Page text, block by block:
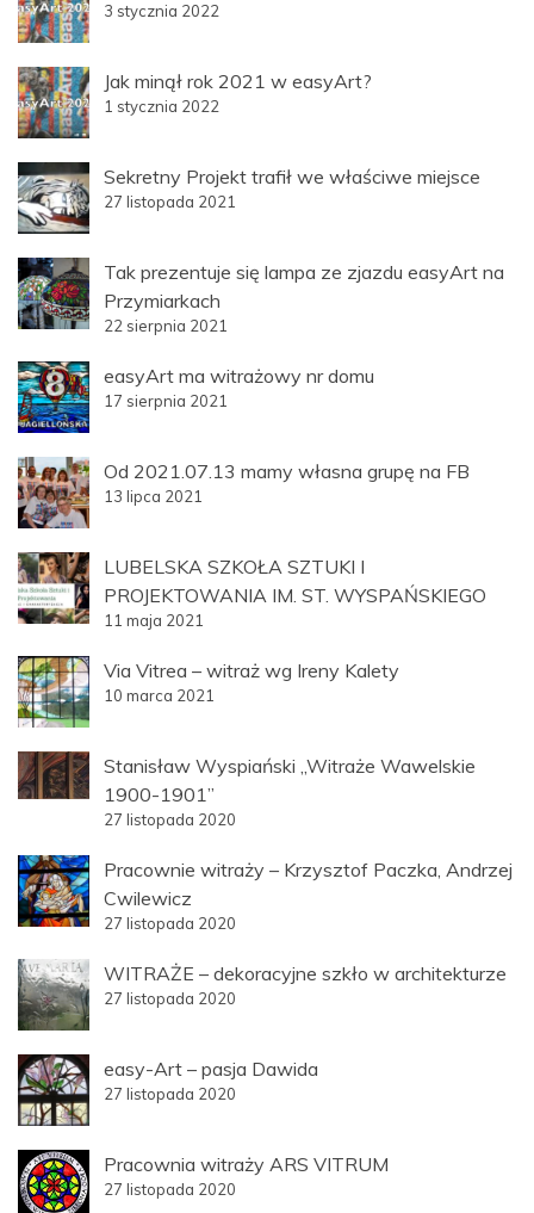
3 stycznia 2022
Jak minął rok 2021 w easyArt?
1 stycznia 2022
Sekretny Projekt trafił we właściwe miejsce
27 listopada 2021
Tak prezentuje się lampa ze zjazdu easyArt na
Przymiarkach
22 sierpnia 2021
easyArt ma witrażowy nr domu
17 sierpnia 2021
Od 2021.07.13 mamy własna grupę na FB
13 lipca 2021
LUBELSKA SZKOŁA SZTUKI I
PROJEKTOWANIA IM. ST. WYSPAŃSKIEGO
11 maja 2021
Via Vitrea – witraż wg Ireny Kalety
10 marca 2021
Stanisław Wyspiański „Witraże Wawelskie
1900-1901”
27 listopada 2020
Pracownie witraży – Krzysztof Paczka, Andrzej
Cwilewicz
27 listopada 2020
WITRAŻE – dekoracyjne szkło w architekturze
27 listopada 2020
easy-Art – pasja Dawida
27 listopada 2020
Pracownia witraży ARS VITRUM
27 listopada 2020